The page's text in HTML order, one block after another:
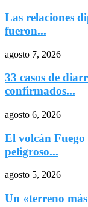
Las relaciones
fueron...
agosto 7, 2026
33 casos de
confirmados...
agosto 6, 2026
El volcán Fuego
peligroso...
agosto 5, 2026
Un «terreno